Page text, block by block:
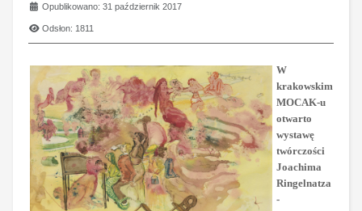
Opublikowano: 31 październik 2017
Odsłon: 1811
W
krakowskim
MOCAK-u
otwarto
wystawę
twórczości
Joachima
Ringelnatza
-